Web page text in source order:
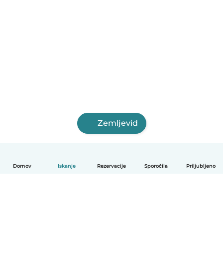
Domov Iskanje Rezervacije Sporočila Priljubljeno
Zemljevid